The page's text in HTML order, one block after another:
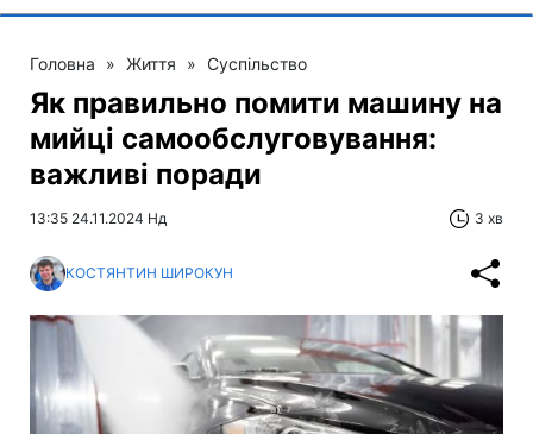
Головна » Життя » Суспільство
Як правильно помити машину на
мийці самообслуговування:
важливі поради
13:35 24.11.2024 Нд 3 хв
КОСТЯНТИН ШИРОКУН